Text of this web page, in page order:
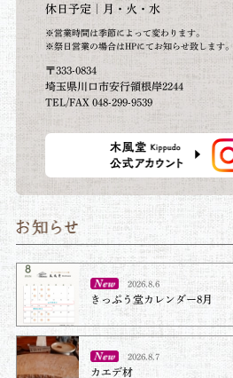
休日予定｜月・火・水
※営業時間は季節によって変わります。
※祭日営業の場合はHPにてお知らせ致します。
〒333-0834
埼玉県川口市安行領根岸2244
TEL/FAX 048-299-9539
2026.8.6
きっぷう堂カレンダー8月
2026.8.7
カエデ材